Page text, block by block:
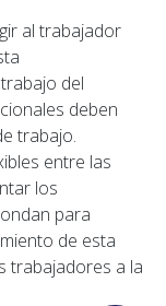
al trabajador
del
deben
trabajo.
entre las
los
para
de esta
trabajadores a la